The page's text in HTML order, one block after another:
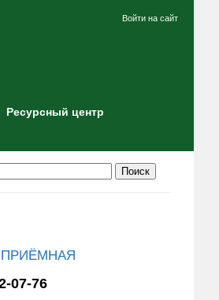
Войти на сайт
Ресурсный центр
07-76